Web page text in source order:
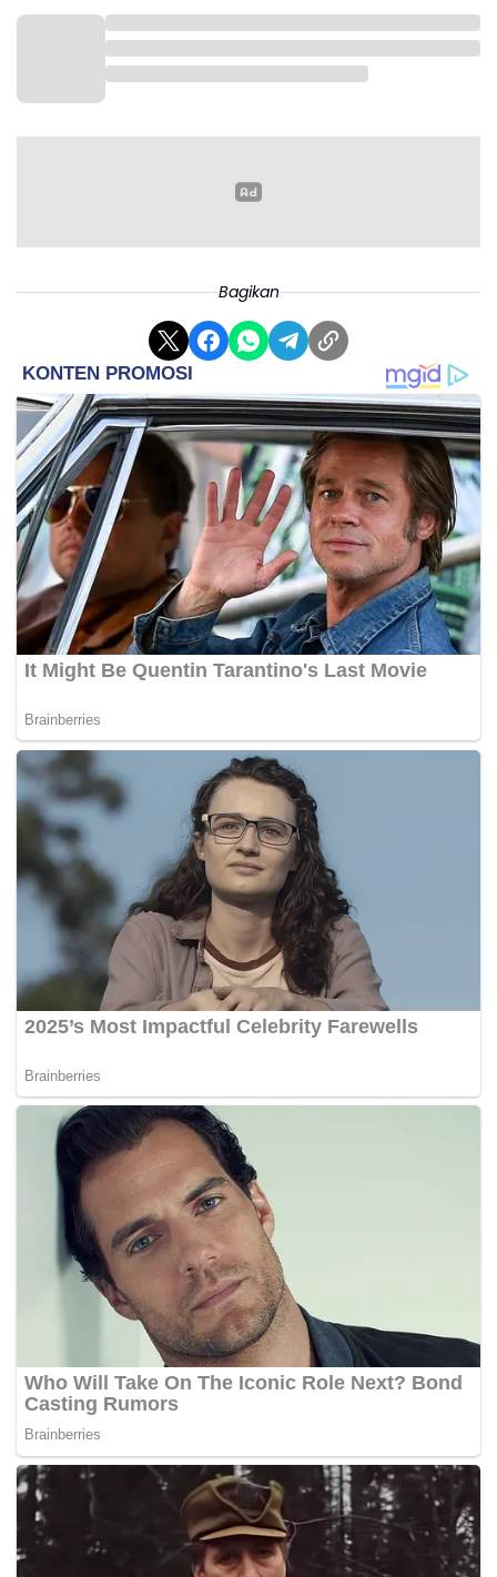
Hal yang paling penting, pada saat hari H acara, kulit
harus dalam kondisi lembap, sehat, tidak
mengelupas dan minim sel kulit mati supaya riasan
bisa menempel dengan sempurna.
Topik perawatan kulit sebelum menikah cukup ramai
diperbincangkan di media sosial karena belakangan
ini aktris Syifa Hadju mengunggah foto-foto pranikah
dengan El Rumi, selebritas sekaligus anak musisi
Ahmad Dhani.
Banyak orang di media sosial yang mengomentari
kulit Syifa Hadju terlihat sehat.
Perawatan kulit yang umumnya dilakukan para calon
pengantin antara lain ialah menghilangkan jerawat
atau bekas jerawat, menjaga kecerahan kulit dan
mengencangkan kulit.(*)
Bagikan